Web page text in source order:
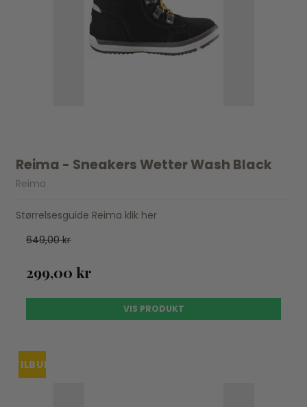
Reima - Sneakers Wetter Wash Black
Reima
Størrelsesguide Reima klik her
649,00 kr
299,00 kr
VIS PRODUKT
TILBUD